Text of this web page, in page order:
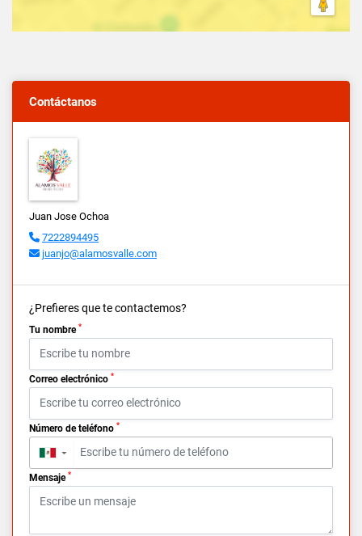
Contáctanos
Juan Jose Ochoa
7222894495
juanjo@alamosvalle.com
¿Prefieres que te contactemos?
Tu nombre *
Correo electrónico *
Número de teléfono *
▼
Mensaje *